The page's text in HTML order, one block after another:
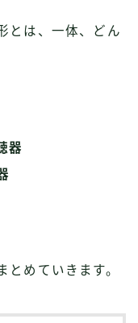
とは、一体、どん
器
とめていきます。